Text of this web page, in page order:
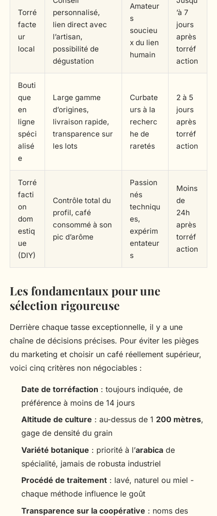
Torré
facte
ur
local
personnalisé,
lien direct avec
l’artisan,
possibilité de
dégustation
Amateur
s
soucieu
x du lien
humain
’à 7
jours
après
torréf
action
Bouti
que
en
ligne
spéci
alisé
e
Large gamme
d’origines,
livraison rapide,
transparence sur
les lots
Curbate
urs à la
recherc
he de
raretés
2 à 5
jours
après
torréf
action
Torré
facti
on
dom
estiq
ue
(DIY)
Contrôle total du
profil, café
consommé à son
pic d’arôme
Passion
nés
techniqu
es,
expérim
entateur
s
Moins
de
24h
après
torréf
action
Les fondamentaux pour une
sélection rigoureuse
Derrière chaque tasse exceptionnelle, il y a une
chaîne de décisions précises. Pour éviter les pièges
du marketing et choisir un café réellement supérieur,
voici cinq critères non négociables :
Date de torréfaction : toujours indiquée, de
préférence à moins de 14 jours
Altitude de culture : au-dessus de 1 200 mètres,
gage de densité du grain
Variété botanique : priorité à l’arabica de
spécialité, jamais de robusta industriel
Procédé de traitement : lavé, naturel ou miel -
chaque méthode influence le goût
Transparence sur la coopérative : noms des